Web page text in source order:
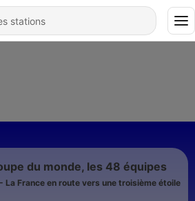
du monde, les 48 équipes
La France en route vers une troisième étoile